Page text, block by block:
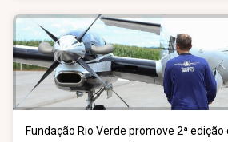
Fundação Rio Verde promove 2ª